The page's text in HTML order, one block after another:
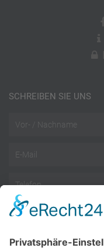
SCHREIBEN SIE UNS
Email
Telefon
Nachricht